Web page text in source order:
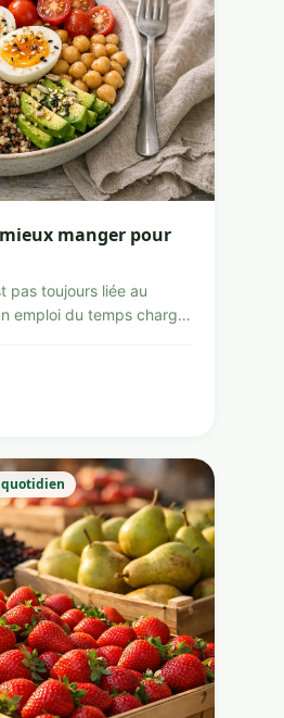
manger pour
pas toujours liée au
emploi du temps chargé.